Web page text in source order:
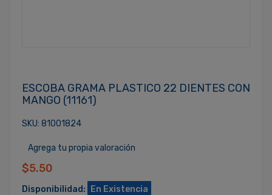
ESCOBA GRAMA PLASTICO 22 DIENTES CON
MANGO (11161)
SKU: 81001824
Agrega tu propia valoración
$5.50
Disponibilidad: En Existencia